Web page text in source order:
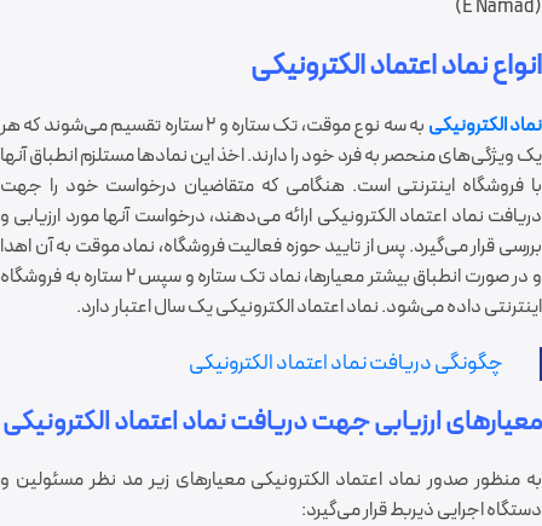
(E Namad)
انواع نماد اعتماد الکترونیکی
نماد الکترونیکی به سه نوع موقت، تک ستاره و 2 ستاره تقسیم می
شوند که هر
یک ویژگیهای منحصر به فرد خود را دارند. اخذ این نمادها مستلزم انطباق آنها
با فروشگاه اینترنتی است. هنگامی که متقاضیان درخواست خود را جهت
دریافت نماد اعتماد الکترونیکی ارائه میدهند، درخواست آنها مورد ارزیابی و
بررسی قرار میگیرد. پس از تایید حوزه فعالیت فروشگاه، نماد موقت به آن اهدا
و در صورت انطباق بیشتر معیارها، نماد تک ستاره و سپس 2 ستاره به فروشگاه
اینترنتی داده میشود. نماد اعتماد الکترونیکی یک سال اعتبار دارد.
چگونگی دریافت نماد اعتماد الکترونیکی
معیارهای ارزیابی جهت دریافت نماد اعتماد الکترونیکی
به منظور صدور نماد اعتماد الکترونیکی معیارهای زیر مد نظر مسئولین و
دستگاه اجرایی ذیربط قرار میگیرد: